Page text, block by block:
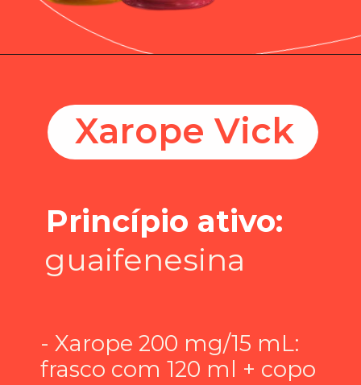
Princípio ativo:
Xarope Vick
guaifenesina
- Xarope 200 mg/15 mL:
frasco com 120 ml + copo